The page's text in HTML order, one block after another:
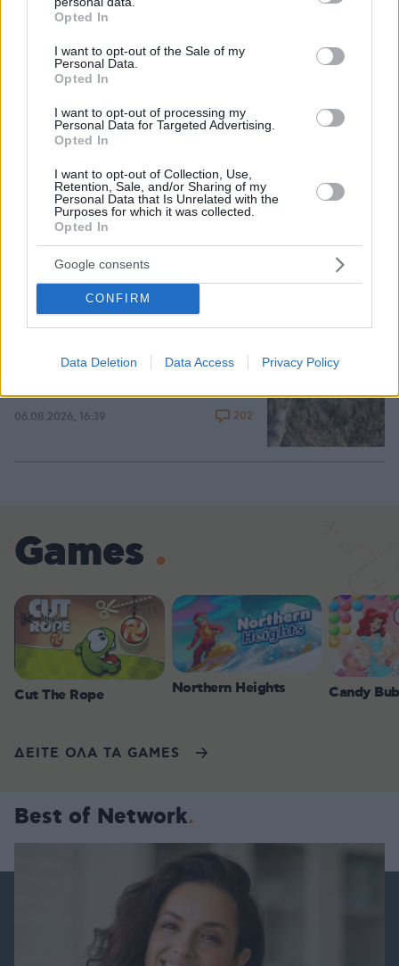
grant or deny consent to Google and its third-party tags to
use your data for below specified purposes in below Google
consent section.
Opted In
I want to opt-out of the Sale of my
Personal Data.
Opted In
I want to opt-out of processing my
Personal Data for Targeted Advertising.
Opted In
I want to opt-out of Collection, Use,
Retention, Sale, and/or Sharing of my
Personal Data that Is Unrelated with the
Purposes for which it was collected.
Opted In
Google consents
CONFIRM
Data Deletion Data Access Privacy Policy
Προθεσμία για να απολογηθεί την
Τρίτη έλαβε η 46χρονη που
κατηγορείται για την επίθεση στη
Marfin - «Είναι αθώα» λέει ο
07.08.2026, 11:41 127
Αναστέλλεται η λειτουργία του
αιολικού πάρκου στη Βοιωτία λόγω της
μεγάλης πυρκαγιάς, προφυλακίστηκαν
οι τρεις κατηγορούμενοι
07.08.2026, 11:44
συμβίωνε με αγέλη λύκων στην
Κεντρική Μακεδονία: Καλό ταξίδι
06.08.2026, 16:39 202
Games
Cut The Rope Northern Heights Candy
ΔΕΙΤΕ ΟΛΑ ΤΑ GAMES
Best of Network